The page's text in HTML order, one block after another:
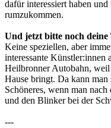
dafür interessiert haben
rumzukommen.
Und jetzt bitte noch
Keine speziellen, aber
interessante
Heilbronner Autobahn,
Hause bringt. Da kann man
Schöneres, wenn man
und den Blinker bei der
---